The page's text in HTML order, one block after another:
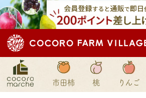
市田柿 桃 りんご